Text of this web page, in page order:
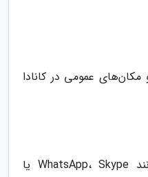
مکان‌های عمومی در کانادا
استفاده از اپلیکیشن‌هایی مانند WhatsApp، Skype یا